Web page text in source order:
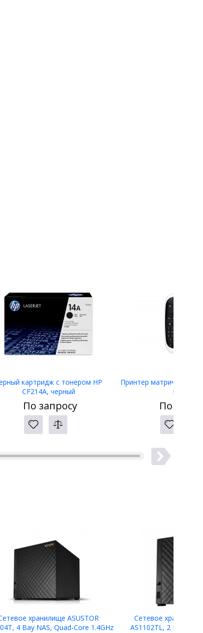
картридж с тонером HP
CF214A, черный
По запросу
Принтер матричный
LW-400
По
хранилище ASUSTOR
4 Bay NAS, Quad-Core 1.4GHz
Сетевое хранилище
AS1102TL, 2 Bay